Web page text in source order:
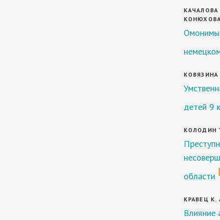
КАЧАЛОВА
Омонимы
детей 9
КОЛОДИН
области
КРАВЕЦ К.
Влияние